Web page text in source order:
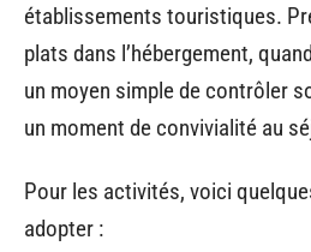
établissements touristiques.
plats dans l’hébergement,
un moyen simple de contrôler
un moment de convivialité au
Pour les activités, voici
adopter :